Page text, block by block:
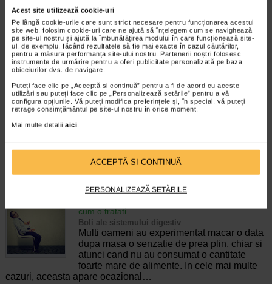
Acest site utilizează cookie-uri
Pe lângă cookie-urile care sunt strict necesare pentru funcționarea acestui
site web, folosim cookie-uri care ne ajută să înțelegem cum se navighează
pe site-ul nostru și ajută la îmbunătățirea modului în care funcționează site-
ul, de exemplu, făcând rezultatele să fie mai exacte în cazul căutărilor,
pentru a măsura performanța site-ului nostru. Partenerii noștri folosesc
instrumente de urmărire pentru a oferi publicitate personalizată pe baza
obiceiurilor dvs. de navigare.
Puteți face clic pe „Acceptă si continuă” pentru a fi de acord cu aceste
utilizări sau puteți face clic pe „Personalizează setările” pentru a vă
configura opțiunile. Vă puteți modifica preferințele și, în special, vă puteți
retrage consimțământul pe site-ul nostru în orice moment.
Mai multe detalii aici.
ACCEPTĂ SI CONTINUĂ
PERSONALIZEAZĂ SETĂRILE
Boli neurologice si psihice
Inteligenta emotionala (EQ) se refera la
capacitatea de a identifica si gestiona
propriile emotii, precum si emotiile celorlalti.
In general, se spune ca inteligenta
emotionala cuprinde cateva abilitati:…
Enurezis: cauze, factori declansatori si solutii
Sistem urinar
pierderea accidentala de urina, de obicei in
timpul somnului. Este o afectiune frecventa
atat in randul copiilor, cat si al adultilor.
Enurezisul este considerat…
cum o tratati
Boli ale sistemului digestiv
Multi oameni au experimentat macar o data
dupa masa o senzatie de prea plin, chiar si
atunci cand nu au consumat o cantitate
foarte mare de alimente. In cele mai multe
cazuri, aceasta apare ocazional…